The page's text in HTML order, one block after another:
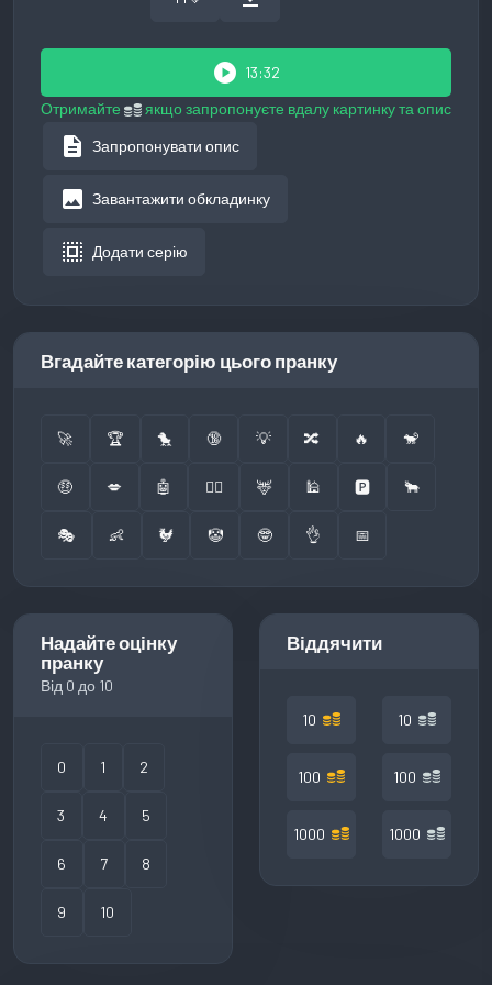
play_circle 13:32
Отримайте
якщо запропонуєте вдалу картинку та опис
description Запропонувати опис
image Завантажити обкладинку
select_all Додати серію
Вгадайте категорію цього пранку
🚀 🏆 🐤 🔞 💡 🔀 🔥 🐒
🤑 💋 🤖 👮‍♂️ 🦌 🕌 🅿️ 🐂
🎭 👶 🐓 🤡 🤓 👌 📅
Надайте оцінку
пранку
Від 0 до 10
0 1 2
3 4 5
6 7 8
9 10
Віддячити
10
100
1000
10
100
1000